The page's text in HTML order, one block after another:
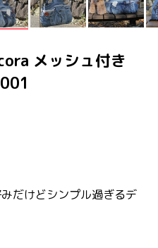
メッシュ付き
だけどシンプル過ぎるデ